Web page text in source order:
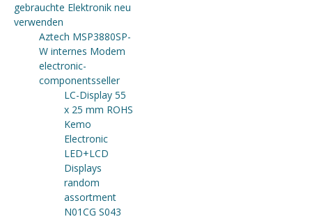
gebrauchte Elektronik neu
verwenden
Aztech MSP3880SP-
W internes Modem
electronic-
componentsseller
LC-Display 55
x 25 mm ROHS
Kemo
Electronic
LED+LCD
Displays
random
assortment
N01CG S043